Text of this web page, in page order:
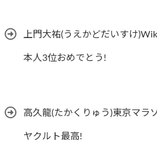
上門大祐(うえかどだいすけ
本人3位おめでとう!
高久龍(たかくりゅう)東京マラ
ヤクルト最高!